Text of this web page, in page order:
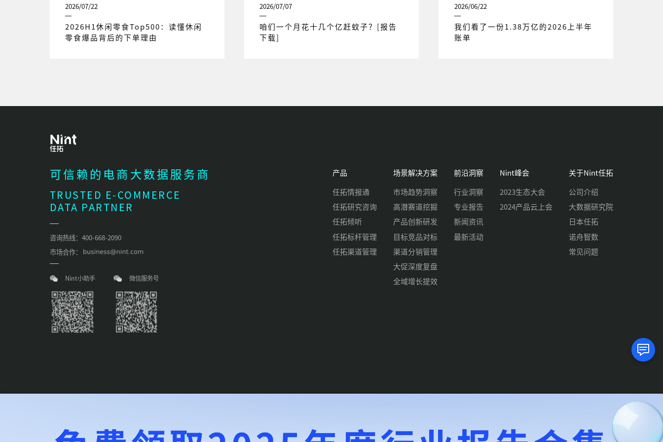
2026/07/22
2026H1休闲零食Top500：读懂休闲
零食爆品背后的下单理由
2026/07/07
咱们一个月花十几个亿赶蚊子？[报告
下载]
2026/06/22
我们看了一份1.38万亿的2026上半年
账单
可信赖的电商大数据服务商
TRUSTED E-COMMERCE
DATA PARTNER
咨询热线：400-668-2090
市场合作：
Nint小助手 微信服务号
产品
任拓情报通
任拓研究咨询
任拓倾听
任拓标杆管理
任拓渠道管理
场景解决方案
市场趋势洞察
高潜赛道挖掘
产品创新研发
目标竞品对标
渠道分销管理
大促深度复盘
全域增长提效
前沿洞察
行业洞察
专业报告
新闻资讯
最新活动
Nint峰会
2023生态大会
2024产品云上会
关于Nint任拓
公司介绍
大数据研究院
日本任拓
诺舟智数
常见问题
Copyright © NINT (SHANGHAI) CO. LTD. All Rights Reserved . 沪ICP备14010700号-6沪公网安备31010102008542号 隐私条款 服务条款